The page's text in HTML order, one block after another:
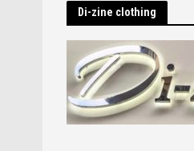
Di-zine clothing